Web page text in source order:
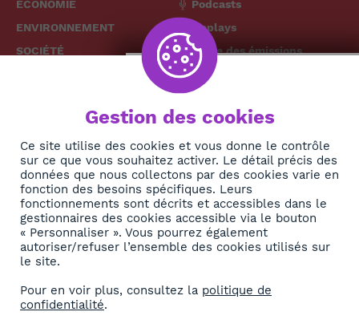
ÉCONOMIE
ENVIRONNEMENT
SOCIÉTÉ
DIASPORA
REJOIGNEZ-NOUS
Podcasts
Replays
Grille des émissions
À propos
The African
News Hub
NEWSLETTER
S'abonner
Gestion des cookies
Ce site utilise des cookies et vous donne le contrôle
sur ce que vous souhaitez activer. Le détail précis des
données que nous collectons par des cookies varie en
fonction des besoins spécifiques. Leurs
fonctionnements sont décrits et accessibles dans le
gestionnaires des cookies accessible via le bouton
« Personnaliser ». Vous pourrez également
autoriser/refuser l’ensemble des cookies utilisés sur
le site.
Pour en voir plus, consultez la politique de
confidentialité.